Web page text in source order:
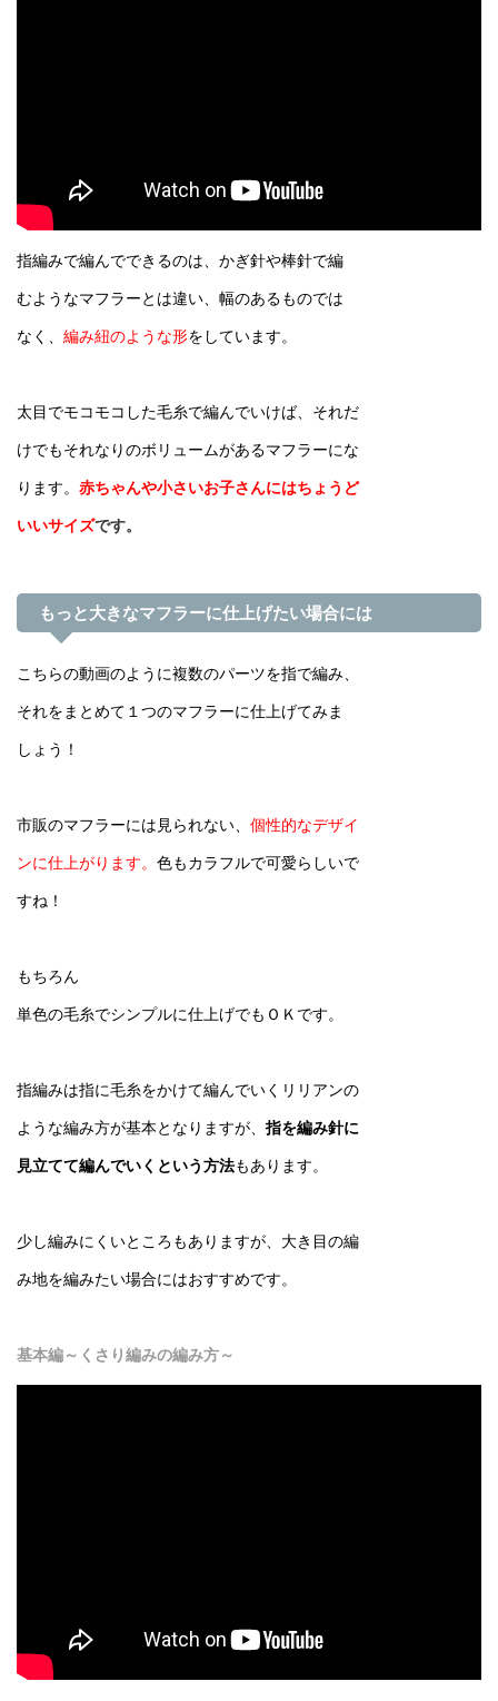
指編みで編んでできるのは、かぎ針や棒針で編
むようなマフラーとは違い、幅のあるものでは
なく、 編み紐のような形をしています。
太目でモコモコした毛糸で編んでいけば、それだ
けでもそれなりのボリュームがあるマフラーにな
ります。 赤ちゃんや小さいお子さんにはちょうど
いいサイズです。
もっと大きなマフラーに仕上げたい場合には
こちらの動画のように複数のパーツを指で編み、
それをまとめて１つのマフラーに仕上げてみま
しょう！
市販のマフラーには見られない、 個性的なデザイ
ンに仕上がります。 色もカラフルで可愛らしいで
すね！
もちろん
単色の毛糸でシンプルに仕上げでもＯＫです。
指編みは指に毛糸をかけて編んでいくリリアンの
ような編み方が基本となりますが、 指を編み針に
見立てて編んでいくという方法もあります。
少し編みにくいところもありますが、大き目の編
み地を編みたい場合にはおすすめです。
基本編～くさり編みの編み方～